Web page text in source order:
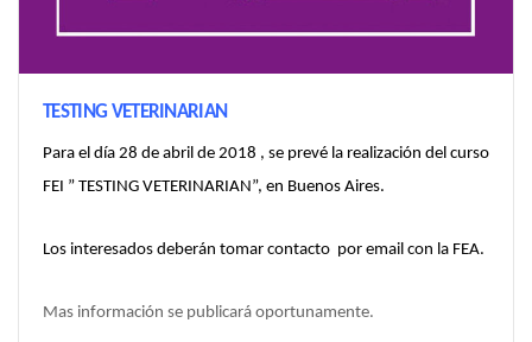
TESTING VETERINARIAN
Para el día 28 de abril de 2018 , se prevé la realización del curso
FEI ” TESTING VETERINARIAN”, en Buenos Aires.
Los interesados deberán tomar contacto por email con la FEA.
Mas información se publicará oportunamente.